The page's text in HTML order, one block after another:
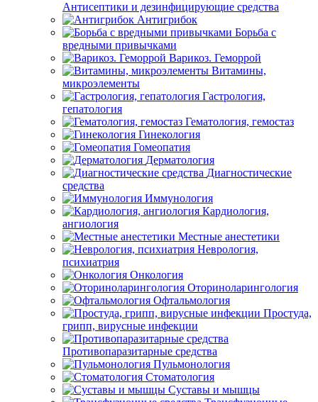
Антисептики и дезинфицирующие средства
Антигрибок
Борьба с
вредными привычками
Варикоз. Геморрой
Витамины,
микроэлементы
Гастрология,
гепатология
Гематология, гемостаз
Гинекология
Гомеопатия
Дерматология
Диагностические
средства
Иммунология
Кардиология,
ангиология
Местные анестетики
Неврология,
психиатрия
Онкология
Оториноларингология
Офтальмология
Простуда,
грипп, вирусные инфекции
Противопаразитарные средства
Пульмонология
Стоматология
Суставы и мышцы